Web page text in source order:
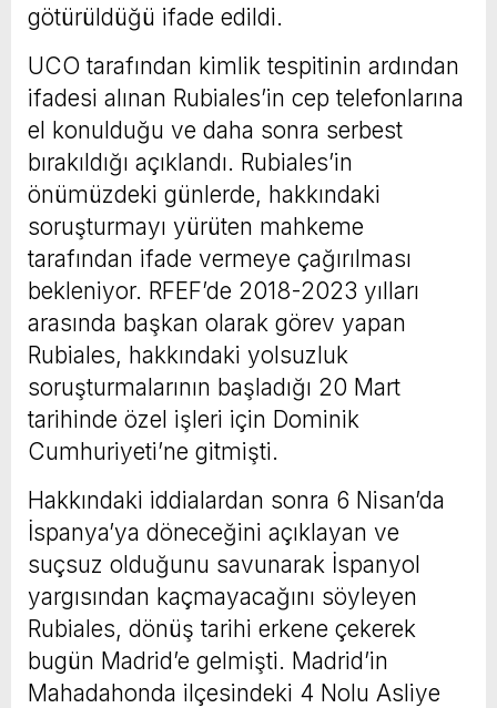
götürüldüğü ifade edildi.
UCO tarafından kimlik tespitinin ardından
ifadesi alınan Rubiales’in cep telefonlarına
el konulduğu ve daha sonra serbest
bırakıldığı açıklandı. Rubiales’in
önümüzdeki günlerde, hakkındaki
soruşturmayı yürüten mahkeme
tarafından ifade vermeye çağırılması
bekleniyor. RFEF’de 2018-2023 yılları
arasında başkan olarak görev yapan
Rubiales, hakkındaki yolsuzluk
soruşturmalarının başladığı 20 Mart
tarihinde özel işleri için Dominik
Cumhuriyeti’ne gitmişti.
Hakkındaki iddialardan sonra 6 Nisan’da
İspanya’ya döneceğini açıklayan ve
suçsuz olduğunu savunarak İspanyol
yargısından kaçmayacağını söyleyen
Rubiales, dönüş tarihi erkene çekerek
bugün Madrid’e gelmişti. Madrid’in
Mahadahonda ilçesindeki 4 Nolu Asliye